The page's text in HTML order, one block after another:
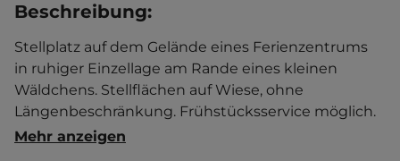
Beschreibung:
Stellplatz auf dem Gelände eines Ferienzentrums
in ruhiger Einzellage am Rande eines kleinen
Wäldchens. Stellflächen auf Wiese, ohne
Längenbeschränkung. Frühstücksservice möglich.
Paintball. Bogenschießen. Sportplatz.   Ort 2 km
Mehr anzeigen